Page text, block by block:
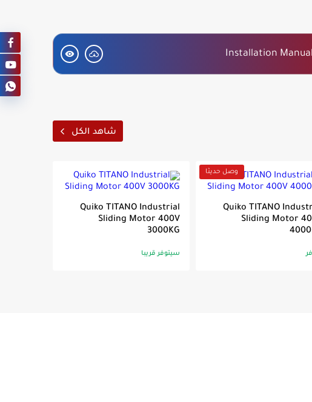
يتميز بتقنية للتحكم اللاسلكي RTS والتوافق مع أجهزة
مع مؤقت قابل للتعديل
Maximum Power
The kit contains:
1 x SOMFY Elixo 230V
2 x SOMFY Keygo RTS
1 x pair of SOMFY safety
Installation
شاهد الكل
وصل حديثا
Quiko TITANO
Sliding Motor
Quiko TITANO Industrial
Sliding Motor 400V
3000KG
سيتوفر قريبا